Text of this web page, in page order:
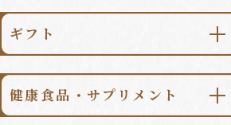
マヌカハニー
季節限定はちみつ
檸檬みつ
生姜みつ
山ぶどうみつ
加賀柚子みつ
はちみつ漬
スイーツ
調味料・食品
ギフト
シーンで選ぶ
価格で選ぶ
健康⾷品・サプリメント